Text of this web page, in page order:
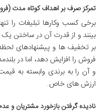
تمرکز صرف بر اهداف کوتاه مدت
برخی کسب وکارها تبلیغات را
بینند و از قدرت آن در ساختن
بر تخفیف ها و پیشنهادهای
فروش را افزایش دهد، اما در
و آن را به برندی وابسته به
ارزش های خاص.
نادیده گرفتن بازخورد مشتریان و